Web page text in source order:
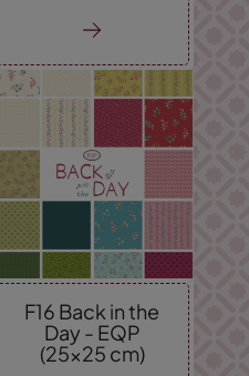
F16 Back in the
Day - EQP
(25x25 cm)